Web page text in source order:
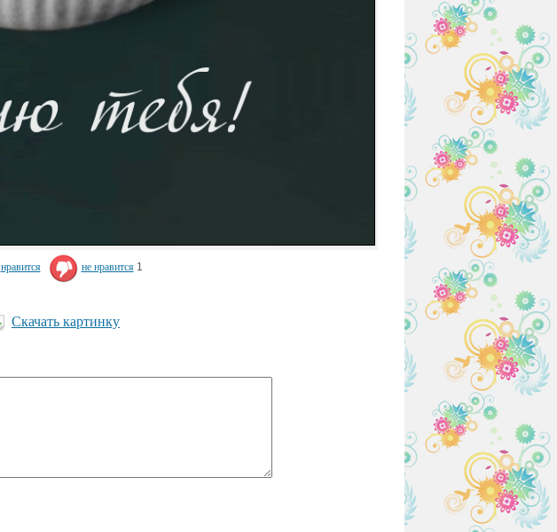
нравится не нравится 1
Скачать картинку